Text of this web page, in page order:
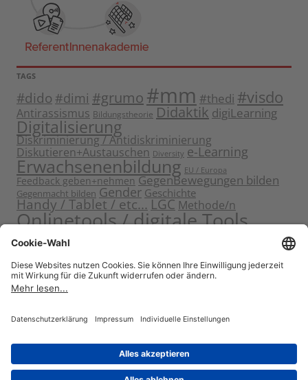
TAGS
#dido #dimi #grumo #mm #thedi #visdo
Antirassismus Bildungstheorie Didaktik digiLearning
Digitalisierung
Diskriminierung / Antidiskriminierung
Diskutieren+Austauschen Diversity e-Learning
Erwachsenenbildung EU / Europa
Feedback geben+nehmen GegenBewegungen bilden
Gegenmacht bilden Gender Geschichte
Handy / Tablet / etc...LGC Methode/n
Onlinetools / digitale Tools
Politische Bildung
Sensibilisieren Sichern+Verankern Solidarität
Starten+Kennenlernen Tagung
Teamentwicklung+Gruppendynamik
VideoVisualisierung Voneinander+miteinander lernen